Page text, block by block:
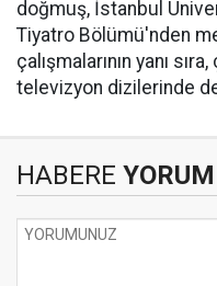
doğmuş, İstanbul
Tiyatro Bölümü'nden
çalışmalarının yanı
televizyon dizilerinde de
HABERE